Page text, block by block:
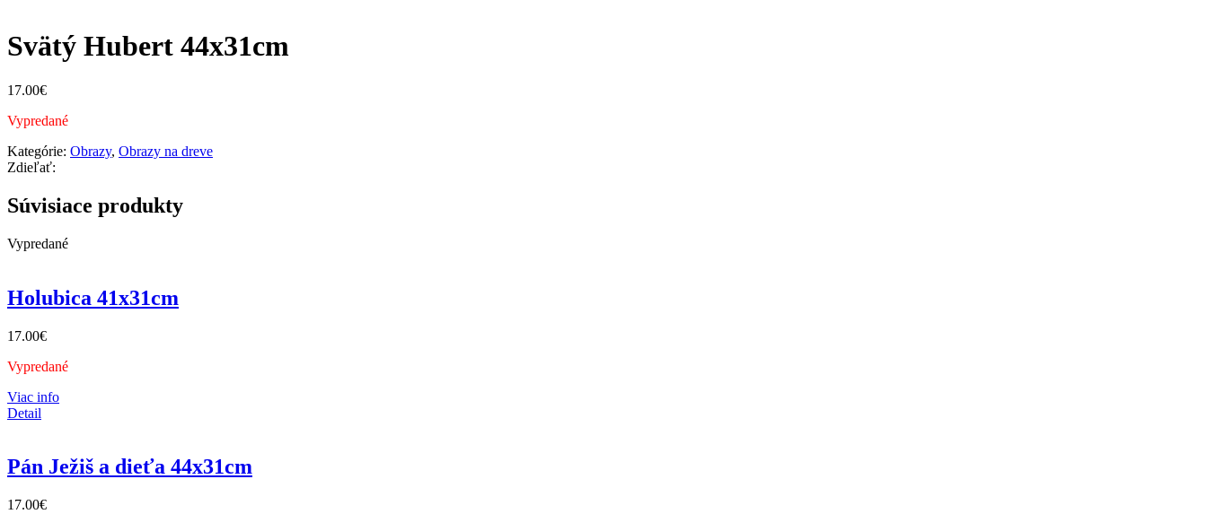
Svätý Hubert 44x31cm
17.00€
Vypredané
Kategórie: Obrazy, Obrazy na dreve
Zdieľať:
Súvisiace produkty
Vypredané
Holubica 41x31cm
17.00€
Vypredané
Viac info
Detail
Pán Ježiš a dieťa 44x31cm
17.00€